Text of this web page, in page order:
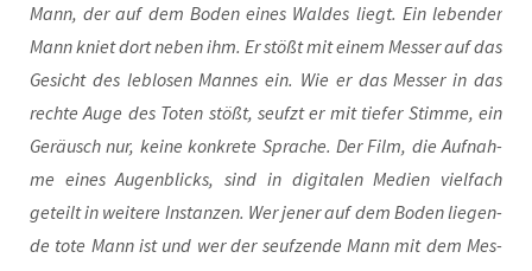
Mann, der auf dem Boden eines Wal­des liegt. Ein leben­der
Mann kniet dort neben ihm. Er stößt mit einem Mes­ser auf das
Gesicht des leb­lo­sen Man­nes ein. Wie er das Mes­ser in das
rech­te Auge des Toten stößt, seufzt er mit tie­fer Stim­me, ein
Geräusch nur, kei­ne kon­kre­te Spra­che. Der Film, die Auf­nah­
me eines Augen­blicks, sind in digi­ta­len Medi­en viel­fach
geteilt in wei­te­re Instan­zen. Wer jener auf dem Boden lie­gen­
de tote Mann ist und wer der seuf­zen­de Mann mit dem Mes­